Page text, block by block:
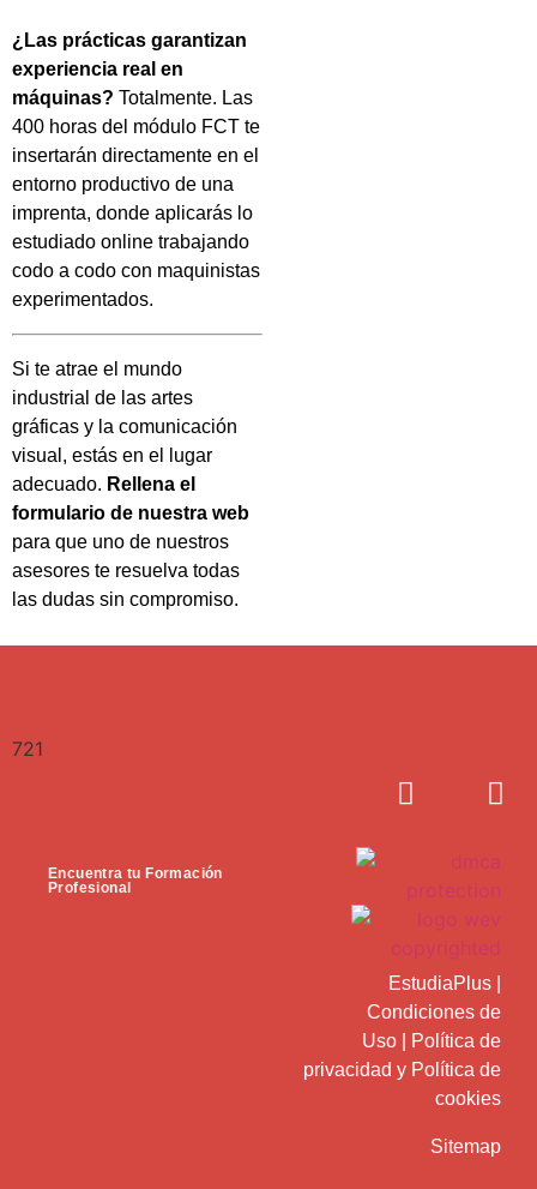
¿Las prácticas garantizan
experiencia real en
máquinas? Totalmente. Las
400 horas del módulo FCT te
insertarán directamente en el
entorno productivo de una
imprenta, donde aplicarás lo
estudiado online trabajando
codo a codo con maquinistas
experimentados.
Si te atrae el mundo
industrial de las artes
gráficas y la comunicación
visual, estás en el lugar
adecuado. Rellena el
formulario de nuestra web
para que uno de nuestros
asesores te resuelva todas
las dudas sin compromiso.
721
Encuentra tu Formación
Profesional
EstudiaPlus
Condiciones de
Uso
Política de
privacidad y Política de
cookies
Sitemap